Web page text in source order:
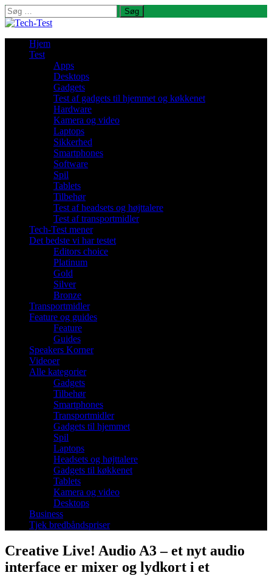
Søg
efter:
Hjem
Test
Apps
Desktops
Gadgets
Test af gadgets til hjemmet og køkkenet
Hardware
Kamera og video
Laptops
Sikkerhed
Smartphones
Software
Spil
Tablets
Tilbehør
Test af headsets og højttalere
Test af transportmidler
Tech-Test mener
Det bedste vi har testet
Editors choice
Platinum
Gold
Silver
Bronze
Transportmidler
Feature og guides
Feature
Guides
Speakers Korner
Videoer
Alle kategorier
Gadgets
Tilbehør
Smartphones
Transportmidler
Gadgets til hjemmet
Spil
Laptops
Headsets og højttalere
Gadgets til køkkenet
Tablets
Kamera og video
Desktops
Business
Tjek bredbåndspriser
Creative Live! Audio A3 – et nyt audio
interface er mixer og lydkort i et